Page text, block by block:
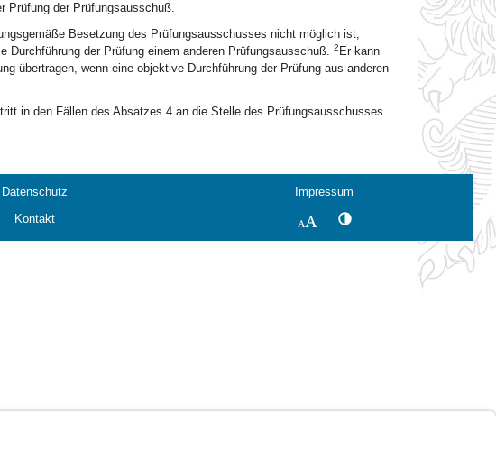
Prüfung der Prüfungsausschuß.
Besetzung des Prüfungsausschusses nicht möglich ist,
Durchführung der Prüfung einem anderen Prüfungsausschuß. 2 Er kann
übertragen, wenn eine objektive Durchführung der Prüfung aus anderen
in den Fällen des Absatzes 4 an die Stelle des Prüfungsausschusses
Datenschutz
Impressum
Kontakt SchriftgrößeKontrastwechsel